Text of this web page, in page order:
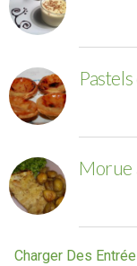
Morue
Charger Des